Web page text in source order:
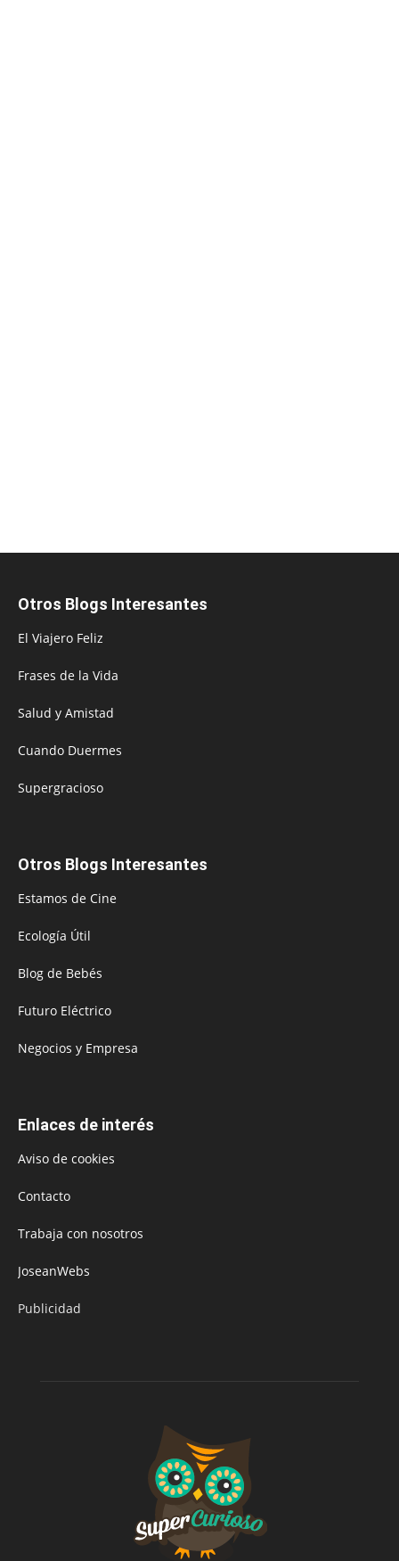
Otros Blogs Interesantes
El Viajero Feliz
Frases de la Vida
Salud y Amistad
Cuando Duermes
Supergracioso
Otros Blogs Interesantes
Estamos de Cine
Ecología Útil
Blog de Bebés
Futuro Eléctrico
Negocios y Empresa
Enlaces de interés
Aviso de cookies
Contacto
Trabaja con nosotros
JoseanWebs
Publicidad